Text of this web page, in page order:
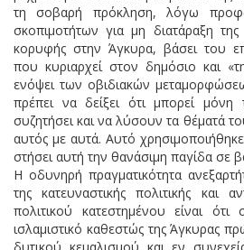
τη σοβαρή πρόκληση, λόγω
σκοπιμοτήτων για μη διατάραξη
κορυφής στην Άγκυρα, βάσει του
που κυριαρχεί στον δημόσιο και
ενόψει των οβιδιακών
πρέπει να δείξει ότι μπορεί
συζητήσει και να λύσουν τα θέματά
αυτός με αυτά. Αυτό
στήσει αυτή την θανάσιμη παγίδα σε
Η οδυνηρή πραγματικότητα
της κατευναστικής πολιτικής και
πολιτικού κατεστημένου είναι ότι
ισλαμιστικό καθεστώς της Άγκυρας